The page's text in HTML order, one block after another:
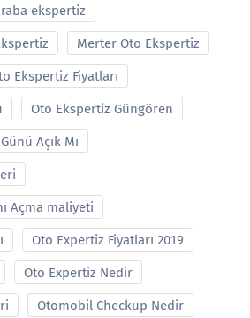
ekspertiz
Merter Oto Ekspertiz
Ekspertiz Fiyatları
Oto Ekspertiz Güngören
Açık Mı
Açma maliyeti
Oto Expertiz Fiyatları 2019
Oto Expertiz Nedir
Otomobil Checkup Nedir